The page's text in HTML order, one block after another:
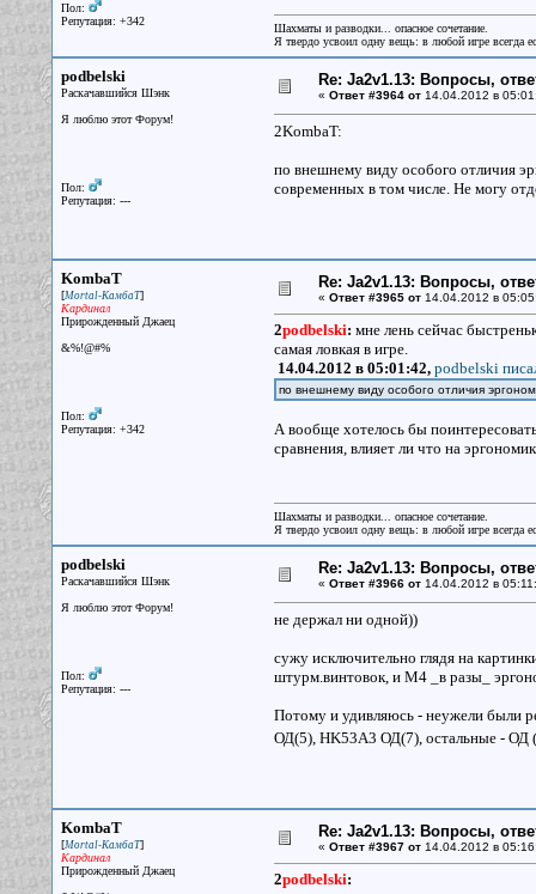
Пол:
Репутация: +342
Шахматы и разводки... опасное сочетание.
Я твердо усвоил одну вещь: в любой игре всегда
podbelski
Раскачавшийся Шэнк
Я люблю этот Форум!
Пол:
Репутация: ---
Re: Ja2v1.13: Вопросы,
« Ответ #3964 от14.04.2012 в
2KombaT:
по внешнему виду особого отличия
современных в том числе. Не могу
KombaT
[Mortal-КамбаТ]
Кардинал
Прирожденный Джаец
&%!@#%
Пол:
Репутация: +342
Re: Ja2v1.13: Вопросы,
« Ответ #3965 от14.04.2012 в
2podbelski: мне лень сейчас
самая ловкая в игре.
14.04.2012 в 05:01:42, podbelski
по внешнему виду особого отличия
А вообще хотелось бы
сравнения, влияет ли что на
Шахматы и разводки... опасное сочетание.
Я твердо усвоил одну вещь: в любой игре всегда
podbelski
Раскачавшийся Шэнк
Я люблю этот Форум!
Пол:
Репутация: ---
Re: Ja2v1.13: Вопросы,
« Ответ #3966 от14.04.2012 в
не держал ни одной))
сужу исключительно глядя на
штурм.винтовок, и М4 _в разы_
Потому и удивляюсь - неужели были
ОД(5), HK53A3 ОД(7), остальные - ОД (
KombaT
[Mortal-КамбаТ]
Кардинал
Прирожденный Джаец
Re: Ja2v1.13: Вопросы,
« Ответ #3967 от14.04.2012 в
2podbelski: